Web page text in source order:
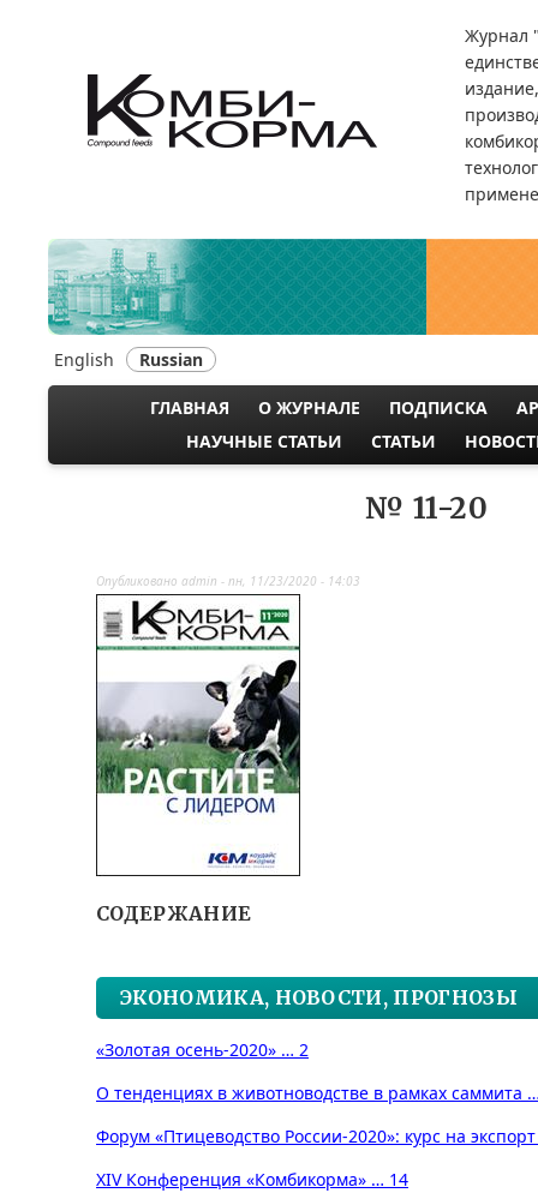
Журнал
English Russian
NAVIGATION
ГЛАВНАЯ О ЖУРНАЛЕ ПОДПИСКА
НАУЧНЫЕ СТАТЬИ
СТАТЬИ
№ 11-20
Опубликовано admin - пн, 11/23/2020 - 14:03
СОДЕРЖАНИЕ
ЭКОНОМИКА, НОВОСТИ, ПРОГНОЗЫ
«Золотая осень-2020» … 2
О тенденциях в животноводстве в рамках саммита
Форум «Птицеводство России-2020»: курс на
XIV Конференция «Комбикорма» … 14